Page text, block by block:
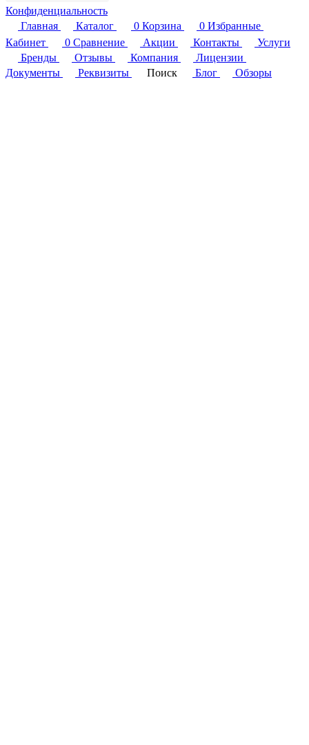
Конфиденциальность
Главная
Каталог 0 Корзина 0 Избранные
Кабинет
0 Сравнение Акции Контакты
Услуги
Бренды
Отзывы Компания
Лицензии
Документы
Реквизиты Поиск Блог Обзоры